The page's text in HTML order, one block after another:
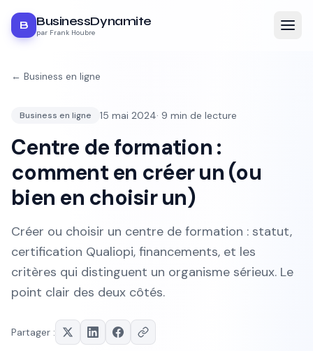
B BusinessDynamite
par Frank Houbre
← Business en ligne
Business en ligne 15 mai 2024· 9 min de lecture
Centre de formation :
comment en créer un (ou
bien en choisir un)
Créer ou choisir un centre de formation : statut,
certification Qualiopi, financements, et les
critères qui distinguent un organisme sérieux. Le
point clair des deux côtés.
Partager :